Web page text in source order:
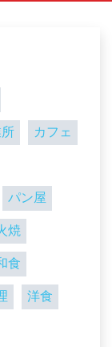
カフェ
パン屋
焼
食
洋食